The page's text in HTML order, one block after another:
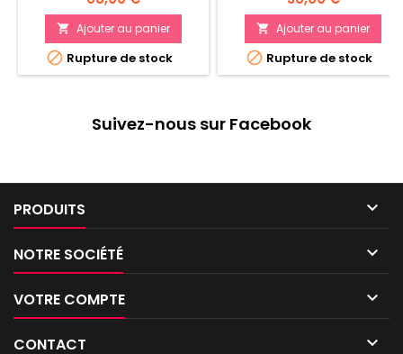
Contient de l'infanterie d'élite,
de la cavalerie rapide et un
puissant Wight King pour
diriger vos forces Vous fait
économiser de l'argent par
 Ajouter au panier
 Rupture de stock
chaque fois que vous
combattez Traquez et
abattez votre proie
 Ajouter au panier
 Rupture de stock
Suivez-nous sur Facebook
PRODUITS 
NOTRE SOCIÉTÉ 
VOTRE COMPTE 
CONTACT 